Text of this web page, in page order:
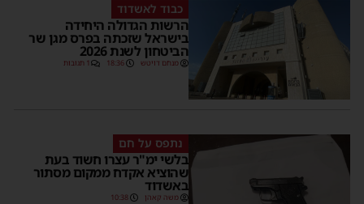
כבוד לאשדוד
הרשות הגדולה היחידה
בישראל שזכתה בפרס מגן שר
הביטחון לשנת 2026
מנחם דויטש 18:36 1 תגובות
נתפס על חם
בלשי ימ"ר עצרו חשוד בעת
שהוציא אקדח ממקום מסתור
באשדוד
משה קאהן 10:38